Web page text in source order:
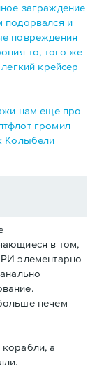
заграждение
подорвался и
повреждения
то, того же
крейсер
нам еще про
громил
Колыбели
в том,
элементарно
нечем
а